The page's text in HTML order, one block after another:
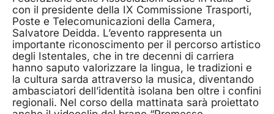
con il presidente della IX Commissione Trasporti,
Poste e Telecomunicazioni della Camera,
Salvatore Deidda. L’evento rappresenta un
importante riconoscimento per il percorso artistico
degli Istentales, che in tre decenni di carriera
hanno saputo valorizzare la lingua, le tradizioni e
la cultura sarda attraverso la musica, diventando
ambasciatori dell’identità isolana ben oltre i confini
regionali. Nel corso della mattinata sarà proiettato